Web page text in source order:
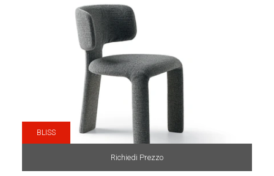
BLISS
Richiedi Prezzo